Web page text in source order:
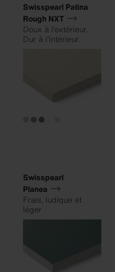
Swisspearl Patina
Rough NXT
Doux à l’extérieur.
Dur à l’intérieur.
Swisspearl
Planea
Frais, ludique et
léger